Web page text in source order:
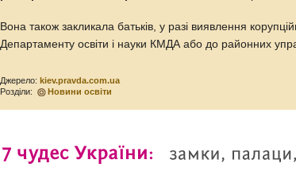
Вона також закликала батьків, у разі виявлення
Департаменту освіти і науки КМДА або до районних
Джерело:kiev.pravda.com.ua
Розділи:
Новини освіти